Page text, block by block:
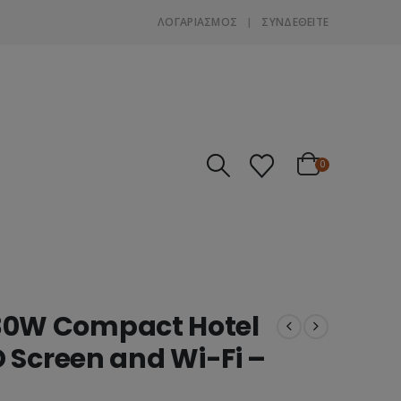
ΛΟΓΑΡΙΑΣΜΌΣ ΣΎΝΔΕΘΕΊΤΕ
0
Compact Hotel
Screen and Wi-Fi –